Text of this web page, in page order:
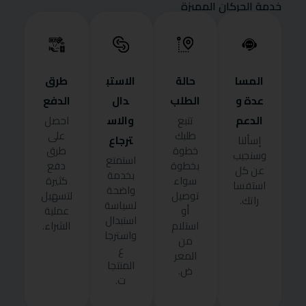
خدمة الحركان المميزة
المسا
عدة و
الدعم
إسألنا
وسنجيب
عن كل
استفسا
راتك.
حالة
الطلب
تتبع
طلبك
خطوة
بخطوة
سواء
توصيل
أو
استلام
من
المعر
ض.
الاستب
دال
والاس
ترجاع
استمتع
بخدمة
واضحة
لسياسة
استبدال
واسترجا
ع
المنتجا
ت.
طرق
الدفع
احصل
على
طرق
دفع
كثيرة
لتسهيل
عملية
الشراء.